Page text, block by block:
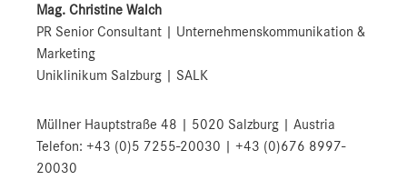
Mag. Christine Walch
PR Senior Consultant | Unternehmenskommunikation &
Marketing
Uniklinikum Salzburg | SALK
Müllner Hauptstraße 48 | 5020 Salzburg | Austria
Telefon: +43 (0)5 7255-20030 | +43 (0)676 8997-
20030